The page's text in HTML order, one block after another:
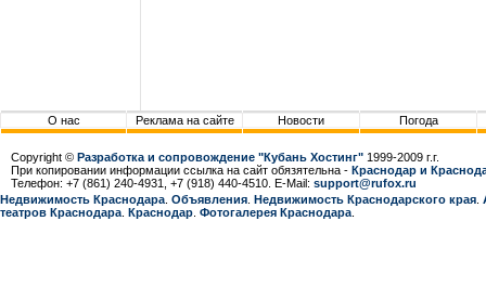
О нас Реклама на сайте Новости Погода
Copyright © Разработка и сопровождение "Кубань Хостинг" 1999-2009 г.г.
При копировании информации ссылка на сайт обязятельна - Краснодар и
Телефон: +7 (861) 240-4931, +7 (918) 440-4510. E-Mail: support@rufox.ru
Недвижимость Краснодара Объявления Недвижимость Краснодарcкого края
театров Краснодара Краснодар Фотогалерея Краснодара